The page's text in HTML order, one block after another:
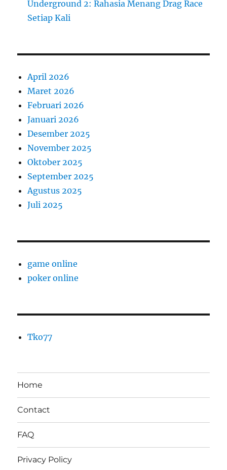
Underground 2: Rahasia Menang Drag Race
Setiap Kali
April 2026
Maret 2026
Februari 2026
Januari 2026
Desember 2025
November 2025
Oktober 2025
September 2025
Agustus 2025
Juli 2025
game online
poker online
Tko77
Home
Contact
FAQ
Privacy Policy